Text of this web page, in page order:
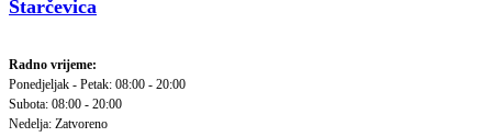
Starčevica
Radno vrijeme:
Ponedjeljak - Petak: 08:00 - 20:00
Subota: 08:00 - 20:00
Nedelja: Zatvoreno